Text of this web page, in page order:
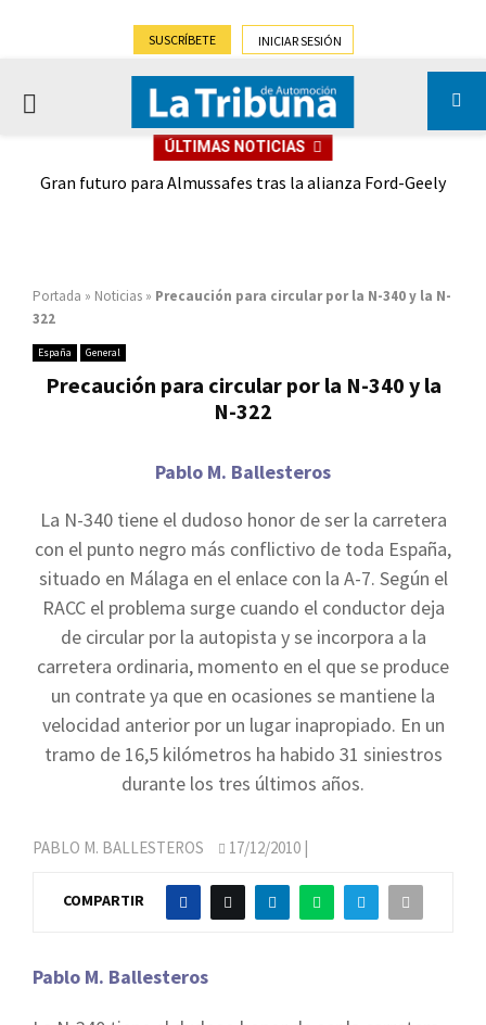
SUSCRÍBETE INICIAR SESIÓN
PRIMARY
ÚLTIMAS NOTICIAS
Gran futuro para Almussafes tras la alianza Ford-Geely
Portada » Noticias » Precaución para circular por la N-340 y la N-
322
España General
Precaución para circular por la N-340 y la
N-322
Pablo M. Ballesteros
La N-340 tiene el dudoso honor de ser la carretera
con el punto negro más conflictivo de toda España,
situado en Málaga en el enlace con la A-7. Según el
RACC el problema surge cuando el conductor deja
de circular por la autopista y se incorpora a la
carretera ordinaria, momento en el que se produce
un contrate ya que en ocasiones se mantiene la
velocidad anterior por un lugar inapropiado. En un
tramo de 16,5 kilómetros ha habido 31 siniestros
durante los tres últimos años.
PABLO M. BALLESTEROS 17/12/2010 |
COMPARTIR
Pablo M. Ballesteros